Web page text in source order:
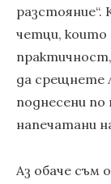
четци, които
да срещнете
поднесени по
напечатани
Аз обаче съм